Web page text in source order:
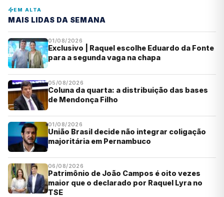
EM ALTA
MAIS LIDAS DA SEMANA
01/08/2026
Exclusivo | Raquel escolhe Eduardo da Fonte
para a segunda vaga na chapa
05/08/2026
Coluna da quarta: a distribuição das bases
de Mendonça Filho
01/08/2026
União Brasil decide não integrar coligação
majoritária em Pernambuco
06/08/2026
Patrimônio de João Campos é oito vezes
maior que o declarado por Raquel Lyra no
TSE